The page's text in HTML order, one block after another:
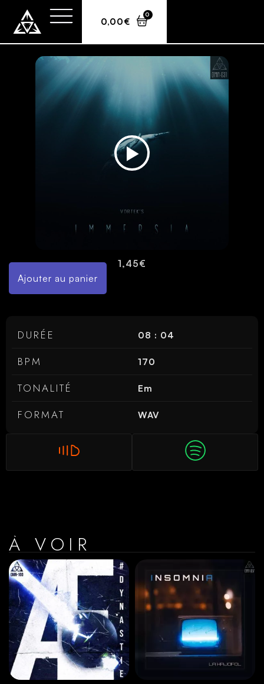
0,00€
0
1,45€
Ajouter au panier
DURÉE 08 : 04
BPM 170
TONALITÉ Em
FORMAT WAV
À VOIR